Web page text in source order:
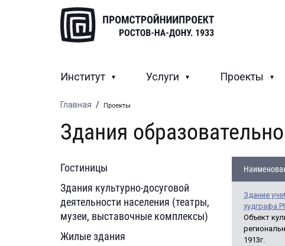
Институт Услуги Проекты
Главная / Проекты
Здания
Гостиницы
Здания культурно-досуговой
деятельности населения (театры,
музеи, выставочные комплексы)
Жилые здания
Здание
худграфа
Объект
1913г.